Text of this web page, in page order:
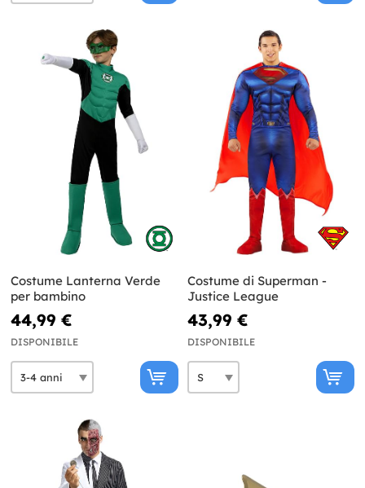
Costume Lanterna Verde
per bambino
44,99 €
DISPONIBILE
Costume di Superman -
Justice League
43,99 €
DISPONIBILE